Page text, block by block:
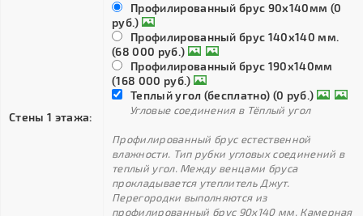
Стены 1 этажа:
Профилированный брус 90х140мм (0
руб.)
Профилированный брус 140х140 мм.
(68 000 руб.)
Профилированный брус 190х140мм
(168 000 руб.)
Теплый угол (бесплатно) (0 руб.)
Угловые соединения в Тёплый угол
Профилированный брус естественной
влажности. Тип рубки угловых соединений в
теплый угол. Между венцами бруса
прокладывается утеплитель Джут.
Перегородки выполняются из
профилированный брус 90х140 мм. Камерная